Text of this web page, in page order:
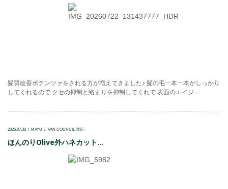
髪質改善ポテンツァをされる方が増えてきました♪ 髪の毛一本一本がしっかり
してくれるので クセの抑制と絡まりを抑制してくれて 表面のエイジ...
2026.07.30 MAYU VAN COUNCIL 津店
ほんのりOlive外ハネカット...